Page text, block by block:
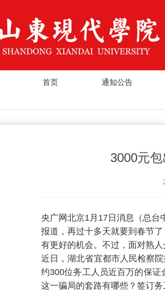
首页 通知公告
3000元
央广网北京1月17日消息（总台
报道，再过十多天就要到春节
有更好的机会。不过，面对熟人
近日，湖北省宜都市人民检察
约300位务工人员近百万的保证
这一骗局的套路有哪些？签订